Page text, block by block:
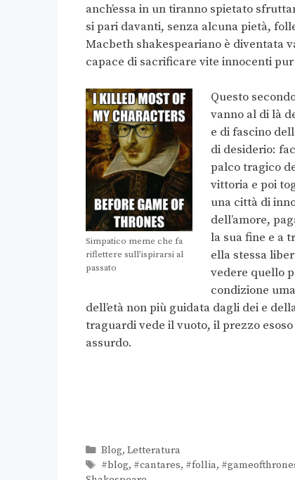
anch’essa in un tiranno spietato
si pari davanti, senza alcuna pietà,
Macbeth shakespeariano è diventata
capace di sacrificare vite innocenti
Simpatico meme che fa
riflettere sull’ispirarsi al
passato
Questo
vanno al di là
e di fascino
di desiderio:
palco tragico
vittoria e poi
una città di
dell’amore,
la sua fine e a
ella stessa
vedere quello
condizione
dell’età non più guidata dagli dei e
traguardi vede il vuoto, il prezzo
assurdo.
Blog, Letteratura
#blog, #cantares, #follia,